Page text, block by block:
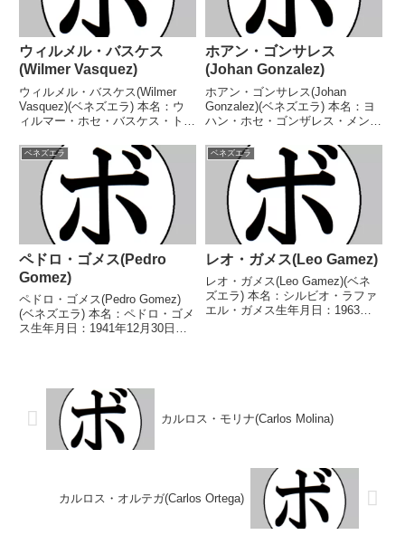
ウィルメル・バスケス
(Wilmer Vasquez)
ウィルメル・バスケス(Wilmer
Vasquez)(ベネズエラ) 本名：ウ
ィルマー・ホセ・バスケス・トー
籍：ベネズエラ戦績：21戦14勝
(9KO)5敗2分 【獲得タイトル】な
し 【戦歴】2006/12/...
ホアン・ゴンサレス
(Johan Gonzalez)
ホアン・ゴンサレス(Johan
Gonzalez)(ベネズエラ) 本名：ヨ
ハン・ホセ・ゴンザレス・メンデ
籍：ベネズエラ戦績：42戦36勝
(34KO)6敗 【獲得タイトル】ベネ
ズエラウェルター級王座IBAイ
ン...
ベネズエラ
ペドロ・ゴメス(Pedro
Gomez)
ペドロ・ゴメス(Pedro Gomez)
(ベネズエラ) 本名：ペドロ・ゴメ
ス生年月日：1941年12月30日国
歴】1965/07/26 ○4...
ベネズエラ
レオ・ガメス(Leo Gamez)
レオ・ガメス(Leo Gamez)(ベネ
ズエラ) 本名：シルビオ・ラファ
エル・ガメス生年月日：1963年8
カルロス・モリナ(Carlos Molina)
カルロス・オルテガ(Carlos Ortega)